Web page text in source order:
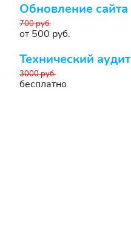
Обновление сайта
700 руб.
от 500 руб.
Технический
3000 руб.
бесплатно